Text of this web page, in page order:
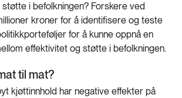
i befolkningen? Forskere ved
kroner for å identifisere og teste
for å kunne oppnå en
effektivitet og støtte i befolkningen.
til mat?
kjøttinnhold har negative effekter på